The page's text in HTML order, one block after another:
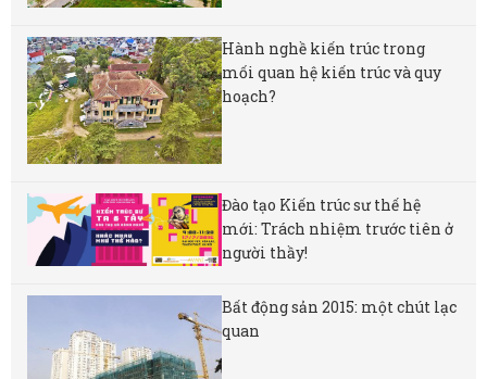
Hành nghề kiến trúc trong
mối quan hệ kiến trúc và quy
hoạch?
Đào tạo Kiến trúc sư thế hệ
mới: Trách nhiệm trước tiên ở
người thầy!
Bất động sản 2015: một chút lạc
quan